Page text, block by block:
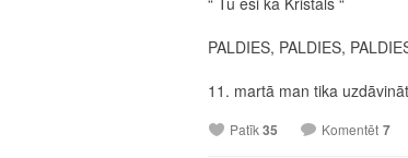
PALDIES, PALDIES,
11. martā man tika
Patīk35 Komentēt 7